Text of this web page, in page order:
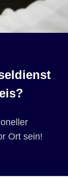
Ort sein!